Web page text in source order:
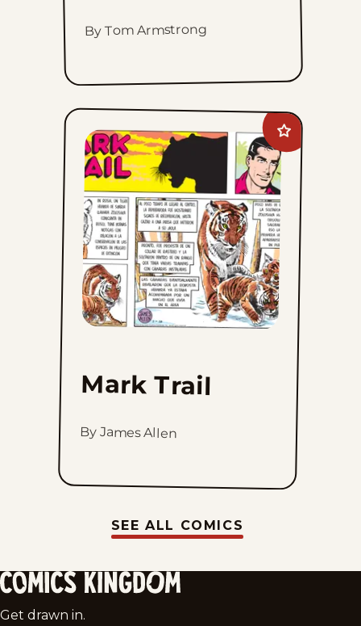
By Tom Armstrong
Add
Mark
Trail
favorites
Mark Trail
By James Allen
SEE ALL COMICS
Comics
Get drawn in.